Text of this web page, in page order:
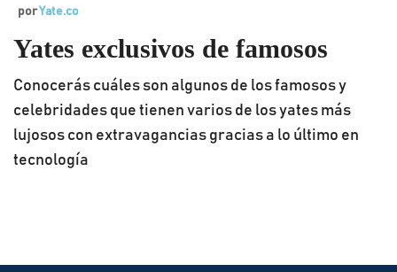
porYate.co
Yates exclusivos de famosos
Conocerás cuáles son algunos de los famosos y
celebridades que tienen varios de los yates más
lujosos con extravagancias gracias a lo último en
tecnología